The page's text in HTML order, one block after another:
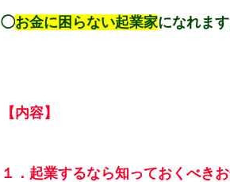
◯お金に困らない起業家になれます
【内容】
１．起業するなら知っておくべき